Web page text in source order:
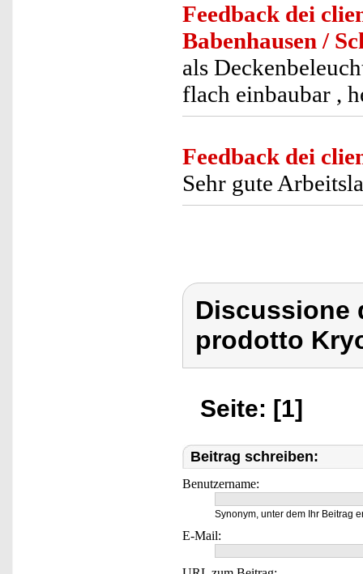
Feedback dei
Babenhausen /
als
flach einbaubar ,
Feedback dei
Sehr gute
Discussione
prodotto
Seite: [1]
Beitrag schreiben:
Benutzername:
Synonym, unter dem Ihr Beitrag
E-Mail: